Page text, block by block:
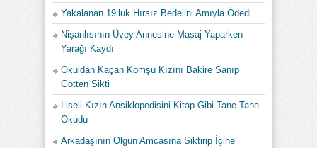
Yakalanan 19’luk Hırsız Bedelini Amıyla Ödedi
Nişanlısının Üvey Annesine Masaj Yaparken
Yarağı Kaydı
Okuldan Kaçan Komşu Kızını Bakire Sanıp
Götten Sikti
Liseli Kızın Ansiklopedisini Kitap Gibi Tane Tane
Okudu
Arkadaşının Olgun Amcasına Siktirip İçine